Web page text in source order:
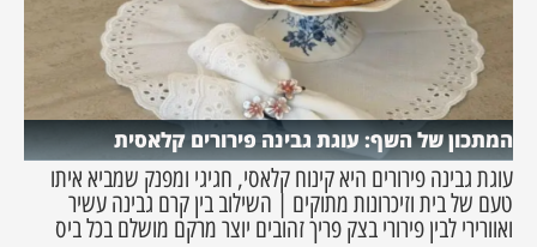
המתכון של השף: עוגת גבינה פירורים קלאסית
עוגת גבינה פירורים היא קינוח קלאסי, חגיגי ומפנק שמביא איתו
טעם של בית וזיכרונות מתוקים | השילוב בין קרם גבינה עשיר
ואוורירי לבין פירורי בצק פריך זהובים יוצר מרקם מושלם בכל ביס